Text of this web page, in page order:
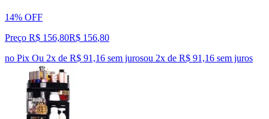
14% OFF
Preço R$ 156,80R$ 156,80
no Pix Ou 2x de R$ 91,16 sem jurosou 2x de R$ 91,16 sem juros